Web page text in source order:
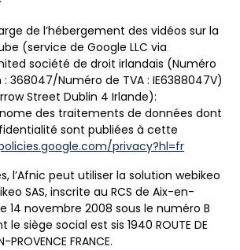
de l’hébergement des vidéos sur la
(service de Google LLC via
société de droit irlandais (Numéro
368047/Numéro de TVA : IE6388047V)
Street Dublin 4 Irlande):
des traitements de données dont
sont publiées à cette
privacy?hl=fr
l’Afnic peut utiliser la solution webikeo
SAS, inscrite au RCS de Aix-en-
14 novembre 2008 sous le numéro B
le siège social est sis 1940 ROUTE DE
PROVENCE FRANCE.